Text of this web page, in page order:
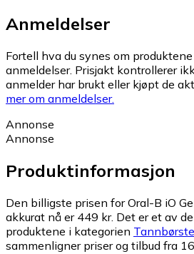
Anmeldelser
Fortell hva du synes om
anmeldelser. Prisjakt kontrollerer
anmelder har brukt eller kjøpt de
mer om anmeldelser.
Annonse
Annonse
Produktinformasjon
Den billigste prisen for Oral-B iO
akkurat nå er 449 kr. Det er et av
produktene i kategorien
sammenligner priser og tilbud fra